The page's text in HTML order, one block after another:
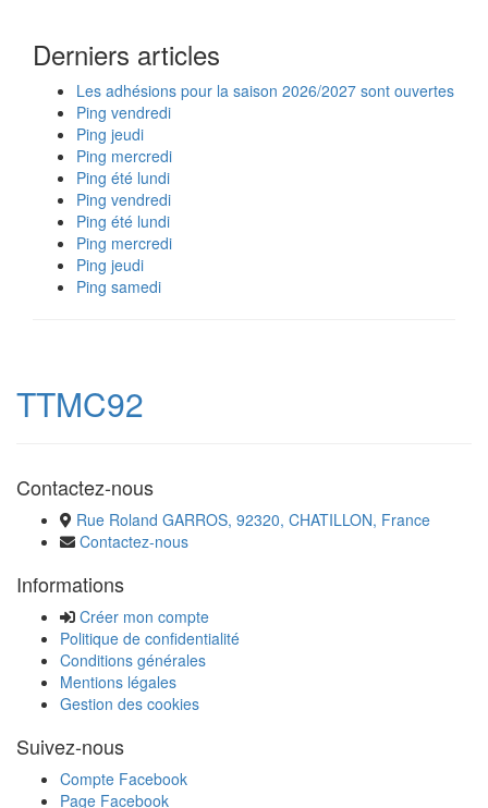
Derniers articles
Les adhésions pour la saison 2026/2027 sont ouvertes
Ping vendredi
Ping jeudi
Ping mercredi
Ping été lundi
Ping vendredi
Ping été lundi
Ping mercredi
Ping jeudi
Ping samedi
TTMC92
Contactez-nous
Rue Roland GARROS, 92320, CHATILLON, France
Contactez-nous
Informations
Créer mon compte
Politique de confidentialité
Conditions générales
Mentions légales
Gestion des cookies
Suivez-nous
Compte Facebook
Page Facebook